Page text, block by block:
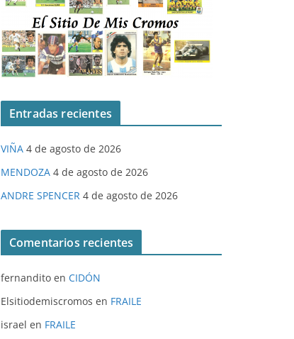
Entradas recientes
VIÑA 4 de agosto de 2026
MENDOZA 4 de agosto de 2026
ANDRE SPENCER 4 de agosto de 2026
Comentarios recientes
fernandito en CIDÓN
Elsitiodemiscromos en FRAILE
israel en FRAILE